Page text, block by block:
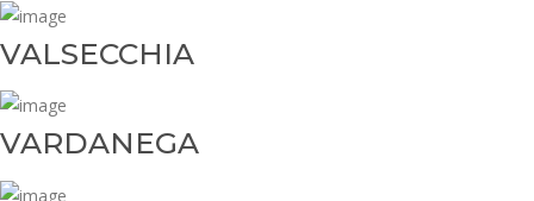
VALSECCHIA
VARDANEGA